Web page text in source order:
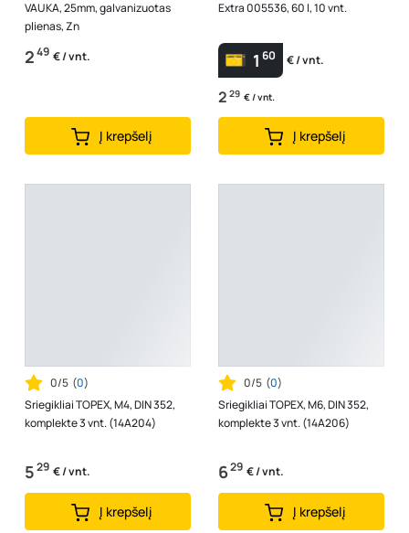
VAUKA, 25mm, galvanizuotas
plienas, Zn
249 € / vnt.
Į krepšelį
Extra 005536, 60 l, 10 vnt.
1 60 € / vnt.
2 29 € / vnt.
Į krepšelį
0/5 (0)
Sriegikliai TOPEX, M4, DIN 352,
komplekte 3 vnt. (14A204)
529 € / vnt.
Į krepšelį
0/5 (0)
Sriegikliai TOPEX, M6, DIN 352,
komplekte 3 vnt. (14A206)
629 € / vnt.
Į krepšelį